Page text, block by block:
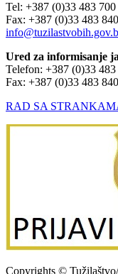
Tel: +387 (0)33 483 700
Fax: +387 (0)33 483 840
Ured za informisanje
Telefon: +387 (0)33 483
Fax: +387 (0)33 483 840
RAD SA
Copyrights ©